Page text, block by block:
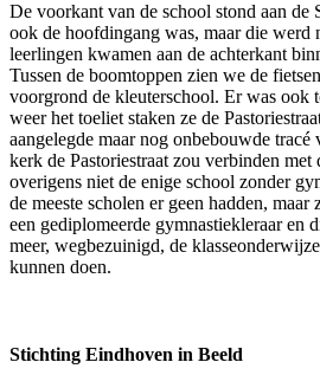
De voorkant van de school stond aan de
ook de hoofdingang was, maar die werd
leerlingen kwamen aan de achterkant
Tussen de boomtoppen zien we de
voorgrond de kleuterschool. Er was ook
weer het toeliet staken ze de
aangelegde maar nog onbebouwde tracé
kerk de Pastoriestraat zou verbinden
overigens niet de enige school zonder
de meeste scholen er geen hadden, maar
een gediplomeerde gymnastiekleraar en
meer, wegbezuinigd, de
kunnen doen.
Stichting Eindhoven in Beeld